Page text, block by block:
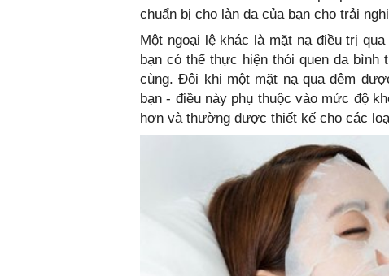
chuẩn bị cho làn da của bạn cho trải
Một ngoại lệ khác là mặt nạ điều trị
bạn có thể thực hiện thói quen da
cùng. Đôi khi một mặt nạ qua đêm
bạn - điều này phụ thuộc vào mức độ
hơn và thường được thiết kế cho các